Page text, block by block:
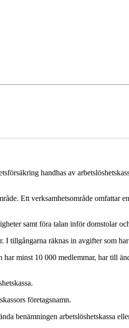
handhas av
Ett verksamhetsområde omfattar
samt föra talan inför domstolar
I tillgångarna räknas in avgifter som
minst 10 000 medlemmar, har till
företagsnamn.
benämningen arbetslöshetskassa